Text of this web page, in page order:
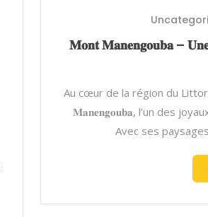
𝐌𝐨𝐧𝐭 𝐌𝐚𝐧𝐞𝐧𝐠𝐨𝐮𝐛𝐚 – 𝐔𝐧𝐞
Au cœur de la région du
𝐌𝐚𝐧𝐞𝐧𝐠𝐨𝐮𝐛𝐚, l’un des
Avec ses